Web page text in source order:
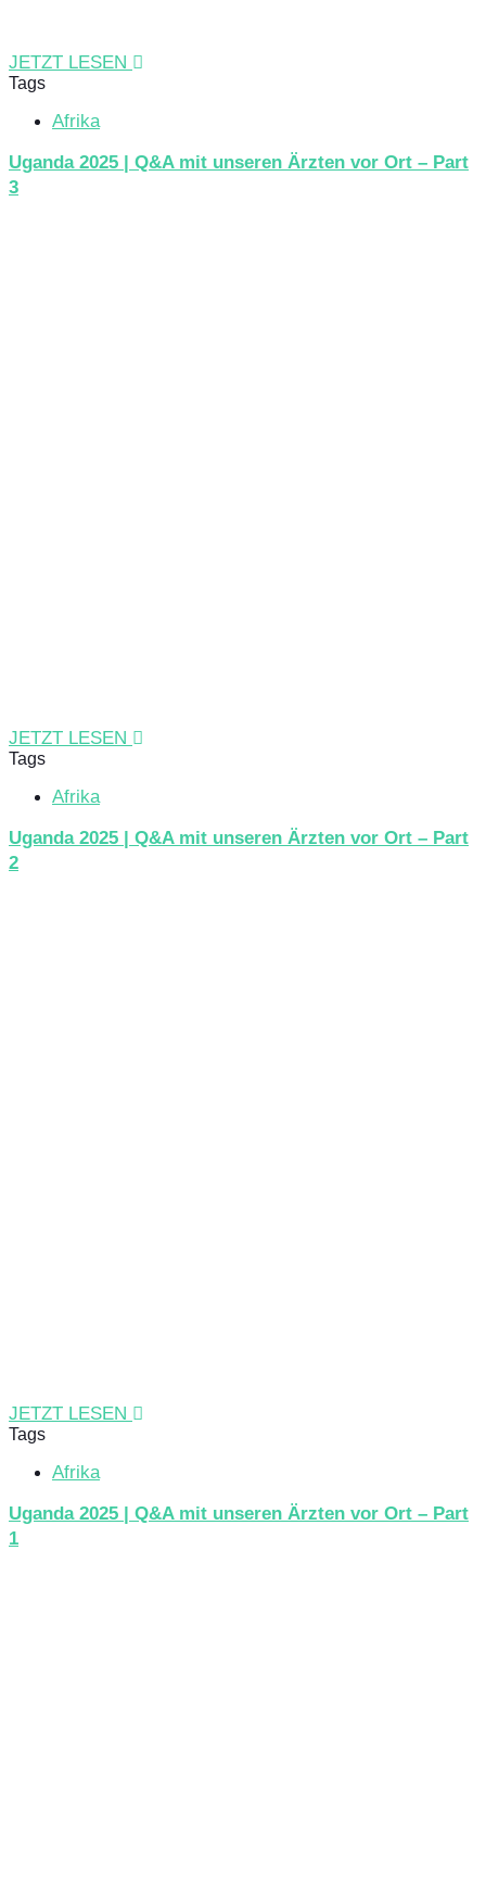
JETZT LESEN
Tags
Afrika
Uganda 2025 | Q&A mit unseren Ärzten vor Ort – Part
3
JETZT LESEN
Tags
Afrika
Uganda 2025 | Q&A mit unseren Ärzten vor Ort – Part
2
JETZT LESEN
Tags
Afrika
Uganda 2025 | Q&A mit unseren Ärzten vor Ort – Part
1